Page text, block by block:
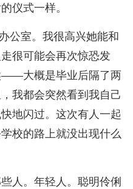
仪式一样。
公室。我很高兴她能和
很可能会再次惊恐发
——大概是毕业后隔了两
我都会突然看到我自己
地闪过。这次有人一起
校的路上就没出现什么
人。年轻人。聪明伶俐